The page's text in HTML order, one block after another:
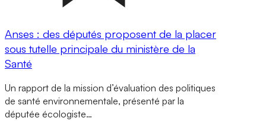
Anses : des députés proposent de la placer
sous tutelle principale du ministère de la
Santé
Un rapport de la mission d’évaluation des politiques
de santé environnementale, présenté par la
députée écologiste…